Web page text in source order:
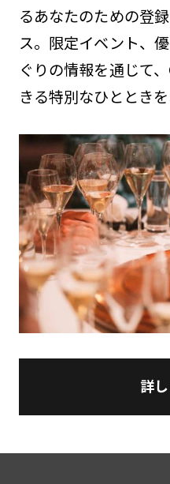
るあなたのための登
ス。限定イベント、
ぐりの情報を通じて
きる特別なひとときを
詳